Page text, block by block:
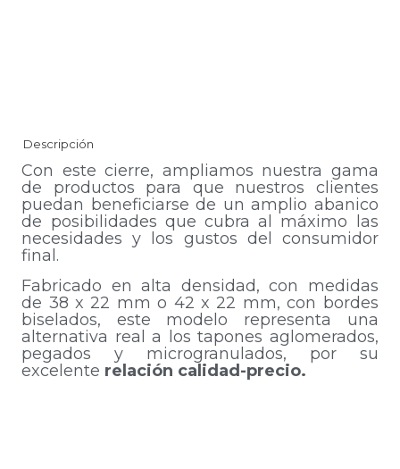
Descripción
Con este cierre, ampliamos nuestra gama
de productos para que nuestros clientes
puedan beneficiarse de un amplio abanico
de posibilidades que cubra al máximo las
necesidades y los gustos del consumidor
final.
Fabricado en alta densidad, con medidas
de 38 x 22 mm o 42 x 22 mm, con bordes
biselados, este modelo representa una
alternativa real a los tapones aglomerados,
pegados y microgranulados, por su
excelente relación calidad-precio.